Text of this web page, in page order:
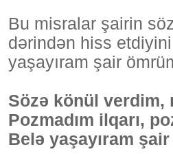
Bu misralar şairin
dərindən hiss
yaşayıram şair
Sözə könül verdim,
Pozmadım ilqarı,
Belə yaşayıram